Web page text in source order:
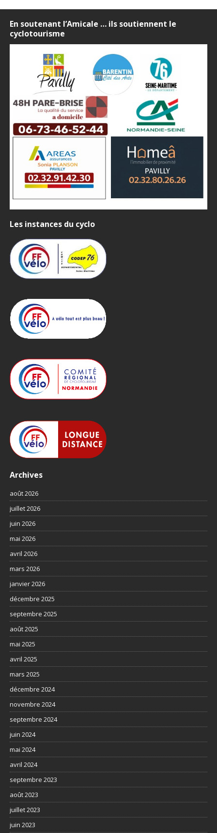
En soutenant l’Amicale … ils soutiennent le
cyclotourisme
Les instances du cyclo
Archives
août 2026
juillet 2026
juin 2026
mai 2026
avril 2026
mars 2026
janvier 2026
décembre 2025
septembre 2025
août 2025
mai 2025
avril 2025
mars 2025
décembre 2024
novembre 2024
septembre 2024
juin 2024
mai 2024
avril 2024
septembre 2023
août 2023
juillet 2023
juin 2023